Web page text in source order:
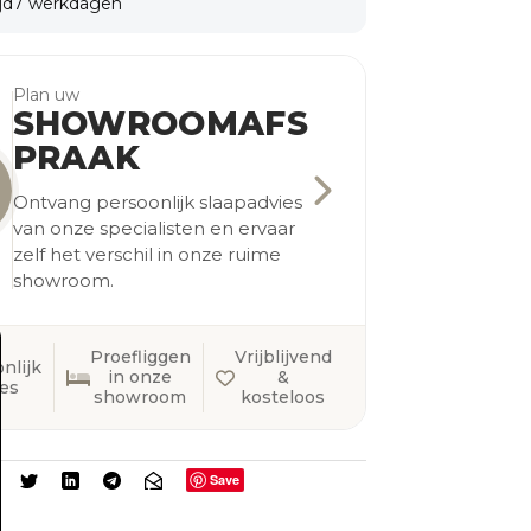
Plan uw
SHOWROOMAFS
PRAAK
Ontvang persoonlijk slaapadvies
van onze specialisten en ervaar
zelf het verschil in onze ruime
showroom.
Proefliggen
in onze
showroom
Vrijblijvend
&
kosteloos
Save